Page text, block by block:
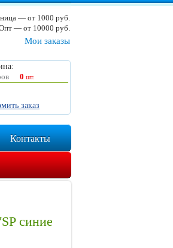
Мои заказы
0 шт.
заказ
— от 1000 руб.
— от 10000 руб.
Контакты
синие